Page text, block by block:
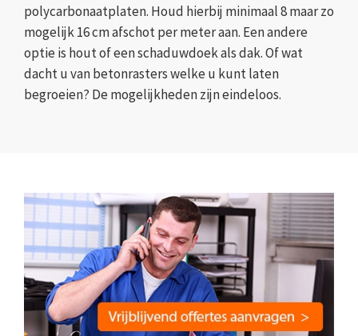
polycarbonaatplaten. Houd hierbij minimaal 8 maar zo
mogelijk 16 cm afschot per meter aan. Een andere
optie is hout of een schaduwdoek als dak. Of wat
dacht u van betonrasters welke u kunt laten
begroeien? De mogelijkheden zijn eindeloos.